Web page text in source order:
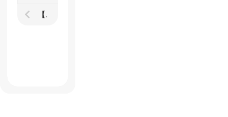
【ドールズフロントライン】雪山の厳しさに震えた週刊ゲーム日記